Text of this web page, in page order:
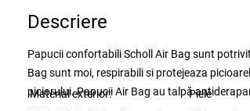
Descriere
Papucii confortabili Scholl Air Bag sunt
Bag sunt moi, respirabili si protejeaza
piciorului. Papucii Air Bag au talpă
Material exterior:
Piele